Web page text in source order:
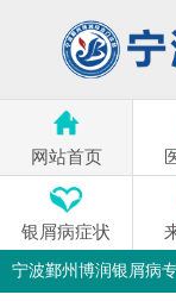
网站首页
银屑病症状
宁波鄞州博润银屑病